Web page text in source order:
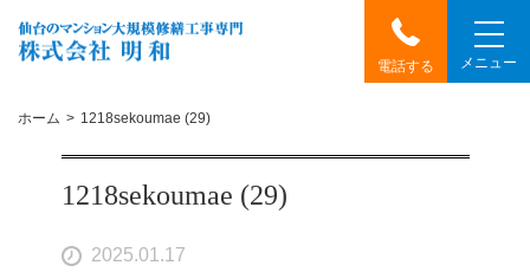
電話する メニュー
ホーム 1218sekoumae (29)
1218sekoumae (29)
2025.01.17